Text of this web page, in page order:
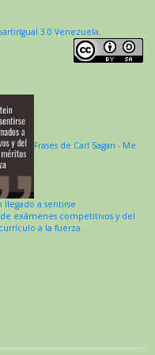
3.0 Venezuela
Frases de Carl Sagan - Me
a sentirse
exámenes competitivos y del
a la fuerza.